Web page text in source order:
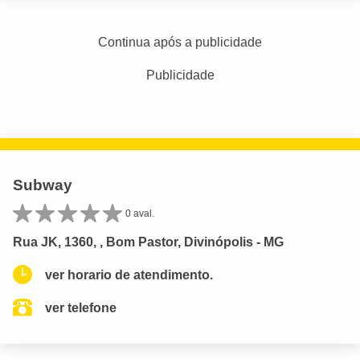
Continua após a publicidade
Publicidade
Subway
0 aval.
Rua JK, 1360, , Bom Pastor, Divinópolis - MG
ver horario de atendimento.
ver telefone